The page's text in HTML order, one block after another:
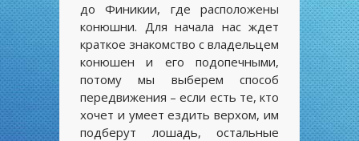
до Финикии, где расположены
конюшни. Для начала нас ждет
краткое знакомство с владельцем
конюшен и его подопечными,
потому мы выберем способ
передвижения – если есть те, кто
хочет и умеет ездить верхом, им
подберут лошадь, остальные